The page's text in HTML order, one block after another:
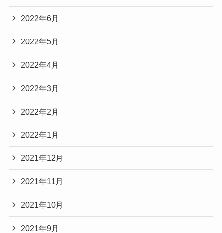
2022年6月
2022年5月
2022年4月
2022年3月
2022年2月
2022年1月
2021年12月
2021年11月
2021年10月
2021年9月